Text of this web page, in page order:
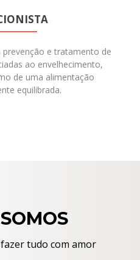
prevenção e tratamento de
ao envelhecimento,
de uma alimentação
equilibrada.
tudo com amor